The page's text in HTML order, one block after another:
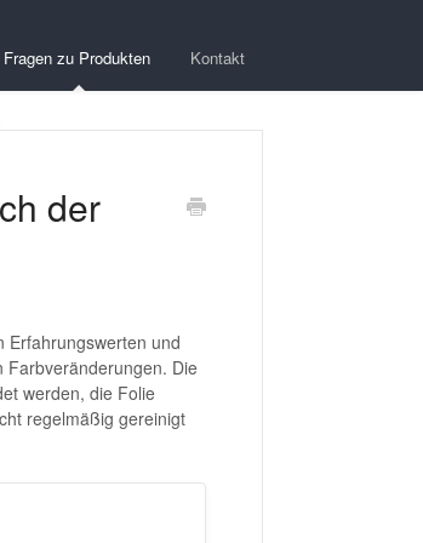
Fragen zu Produkten Kontakt
der
Erfahrungswerten und
Farbveränderungen. Die
werden, die Folie
regelmäßig gereinigt